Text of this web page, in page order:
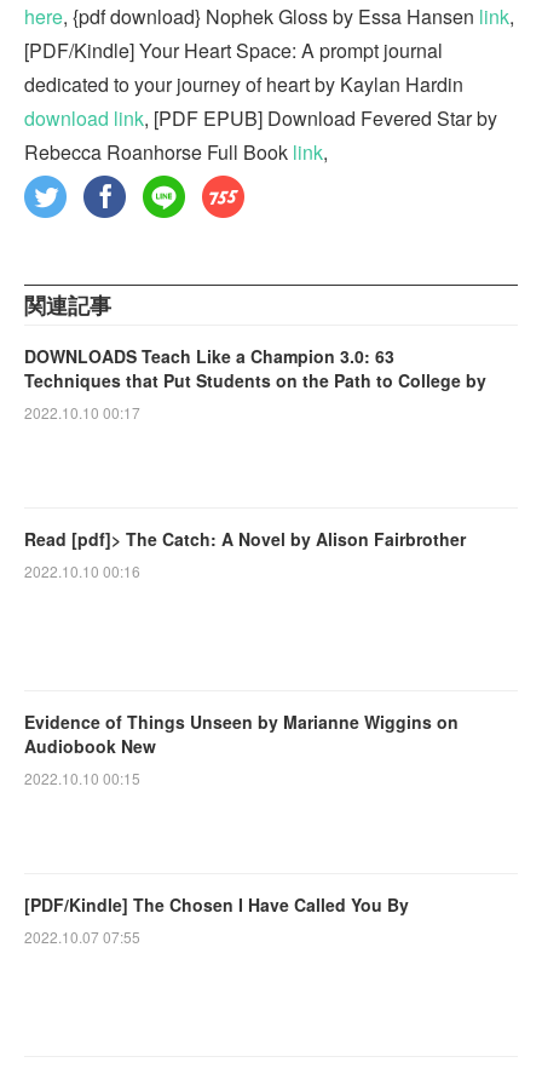
here, {pdf download} Nophek Gloss by Essa Hansen link,
[PDF/Kindle] Your Heart Space: A prompt journal
dedicated to your journey of heart by Kaylan Hardin
download link, [PDF EPUB] Download Fevered Star by
Rebecca Roanhorse Full Book link,
関連記事
DOWNLOADS Teach Like a Champion 3.0: 63
Techniques that Put Students on the Path to College by
2022.10.10 00:17
Read [pdf]> The Catch: A Novel by Alison Fairbrother
2022.10.10 00:16
Evidence of Things Unseen by Marianne Wiggins on
Audiobook New
2022.10.10 00:15
[PDF/Kindle] The Chosen I Have Called You By
2022.10.07 07:55